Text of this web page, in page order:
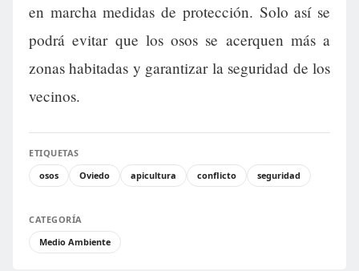
en marcha medidas de protección. Solo así se
podrá evitar que los osos se acerquen más a
zonas habitadas y garantizar la seguridad de los
vecinos.
ETIQUETAS
osos
Oviedo apicultura conflicto seguridad
CATEGORÍA
Medio Ambiente